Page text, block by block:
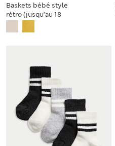
Baskets bébé style
rétro (jusqu’au 18
mois)